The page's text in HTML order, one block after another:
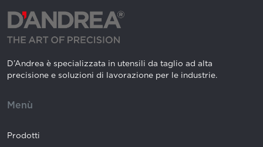
D’Andrea è specializzata in utensili da taglio ad alta
precisione e soluzioni di lavorazione per le industrie.
Menù
Prodotti